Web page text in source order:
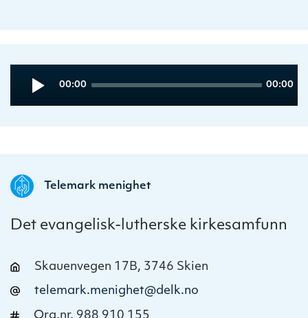
Player
Current
00:00
Total
00:00
Telemark menighet
Det evangelisk-lutherske kirkesamfunn
Skauenvegen 17B, 3746 Skien
telemark.menighet@delk.no
Org.nr. 988 910 155